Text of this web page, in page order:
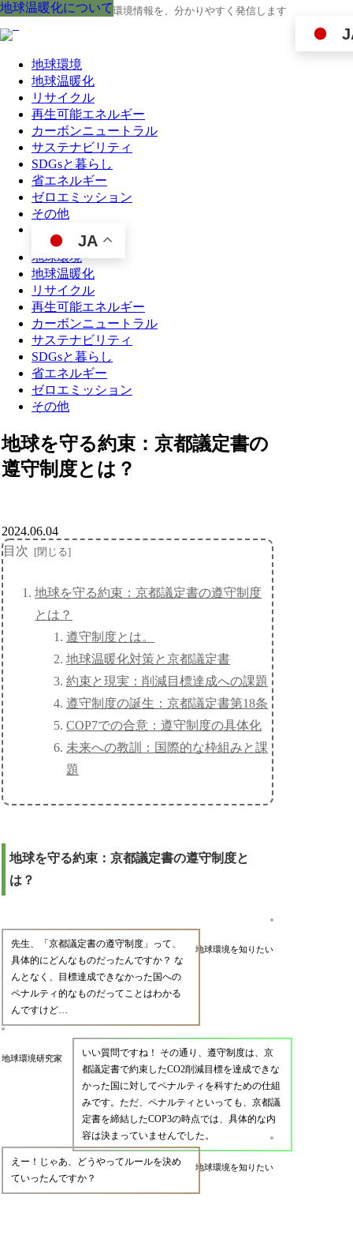
地球の今と未来に役立つ環境情報を、分かりやすく発信します
地球環境
地球温暖化
リサイクル
再生可能エネルギー
カーボンニュートラル
サステナビリティ
SDGsと暮らし
省エネルギー
ゼロエミッション
その他
JA
地球環境
地球温暖化
リサイクル
再生可能エネルギー
カーボンニュートラル
サステナビリティ
SDGsと暮らし
省エネルギー
ゼロエミッション
その他
地球を守る約束：京都議定書の
遵守制度とは？
地球温暖化について
2024.06.04
目次
地球を守る約束：京都議定書の遵守制度
とは？
遵守制度とは。
地球温暖化対策と京都議定書
約束と現実：削減目標達成への課題
遵守制度の誕生：京都議定書第18条
COP7での合意：遵守制度の具体化
未来への教訓：国際的な枠組みと課
題
地球を守る約束：京都議定書の遵守制度と
は？
地球環境を知りたい
先生、「京都議定書の遵守制度」って、
具体的にどんなものだったんですか？ な
んとなく、目標達成できなかった国への
ペナルティ的なものだってことはわかる
んですけど…
地球環境研究家
いい質問ですね！ その通り、遵守制度は、京
都議定書で約束したCO2削減目標を達成できな
かった国に対してペナルティを科すための仕組
みです。ただ、ペナルティといっても、京都議
定書を締結したCOP3の時点では、具体的な内
容は決まっていませんでした。
地球環境を知りたい
えー！じゃあ、どうやってルールを決め
ていったんですか？
地球温暖化について
地球温暖化について
地球温暖化について
地球温暖化について
地球温暖化について
地球温暖化について
地球温暖化について
地球温暖化について